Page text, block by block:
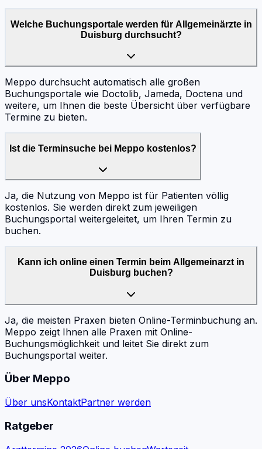
Welche Buchungsportale werden für Allgemeinärzte in
Duisburg durchsucht?
Meppo durchsucht automatisch alle großen
Buchungsportale wie Doctolib, Jameda, Doctena und
weitere, um Ihnen die beste Übersicht über verfügbare
Termine zu bieten.
Ist die Terminsuche bei Meppo kostenlos?
Ja, die Nutzung von Meppo ist für Patienten völlig
kostenlos. Sie werden direkt zum jeweiligen
Buchungsportal weitergeleitet, um Ihren Termin zu
buchen.
Kann ich online einen Termin beim Allgemeinarzt in
Duisburg buchen?
Ja, die meisten Praxen bieten Online-Terminbuchung an.
Meppo zeigt Ihnen alle Praxen mit Online-
Buchungsmöglichkeit und leitet Sie direkt zum
Buchungsportal weiter.
Über Meppo
Über unsKontaktPartner werden
Ratgeber